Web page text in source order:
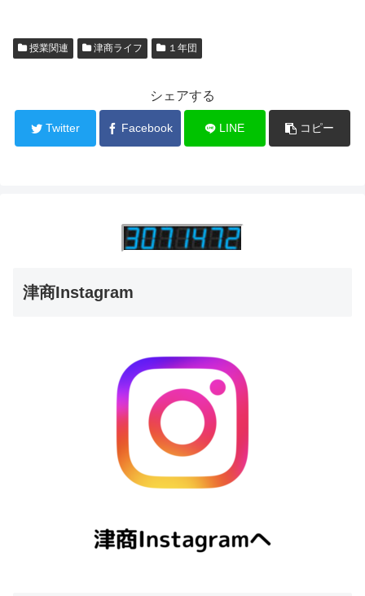
授業関連 津商ライフ １年団
シェアする
Twitter Facebook LINE コピー
津商Instagram